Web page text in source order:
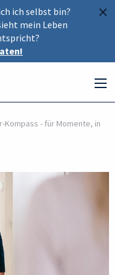
×
ich selbst bin?
mein Leben
Kompass - für Momente, in